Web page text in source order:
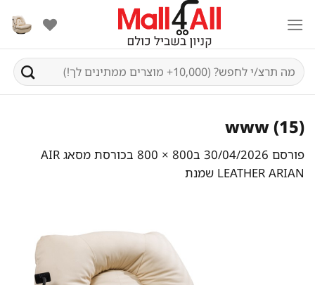
content
חיפוש
עבור:
www (15)
פורסם 30/04/2026 ב800 × 800 ב
כורסת מסאג AIR
LEATHER ARIAN שמנת